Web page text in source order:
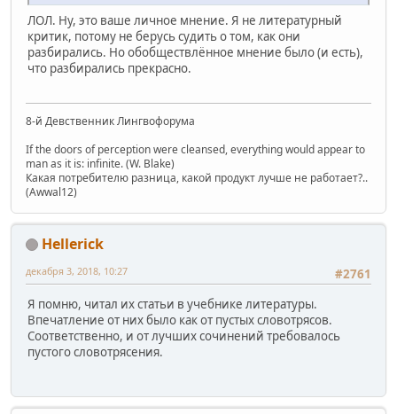
ЛОЛ. Ну, это ваше личное мнение. Я не литературный
критик, потому не берусь судить о том, как они
разбирались. Но обобществлённое мнение было (и есть),
что разбирались прекрасно.
8-й Девственник Лингвофорума
If the doors of perception were cleansed, everything would appear to
man as it is: infinite. (W. Blake)
Какая потребителю разница, какой продукт лучше не работает?..
(Awwal12)
Hellerick
#2761
декабря 3, 2018, 10:27
Я помню, читал их статьи в учебнике литературы.
Впечатление от них было как от пустых словотрясов.
Соответственно, и от лучших сочинений требовалось
пустого словотрясения.